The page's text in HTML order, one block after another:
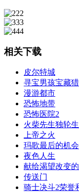
相关下载
皮尔特城
寻宝男孩宝藏猎
漫游都市
恐怖地带
恐怖医院2
火柴先生独轮
上帝之火
玛歌最后的机会
夜色人生
献给渴望改变
传送门
骑士决斗2荣誉